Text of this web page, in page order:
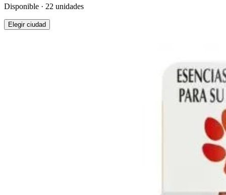
Disponible · 22 unidades
Elegir ciudad